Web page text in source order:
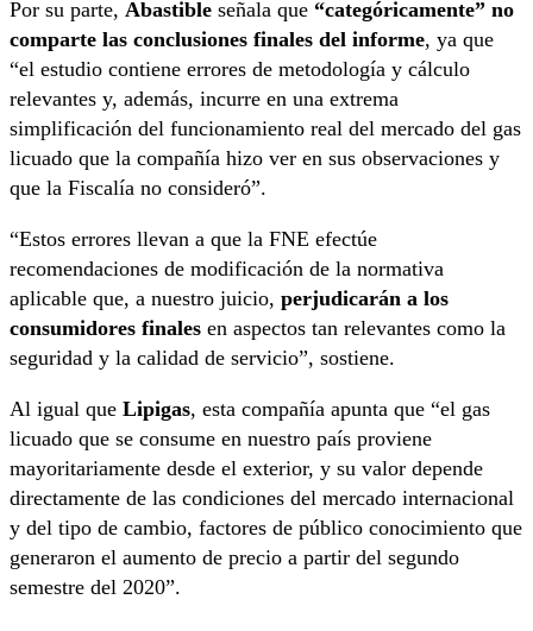
Por su parte, Abastible señala que “categóricamente” no
comparte las conclusiones finales del informe, ya que
“el estudio contiene errores de metodología y cálculo
relevantes y, además, incurre en una extrema
simplificación del funcionamiento real del mercado del gas
licuado que la compañía hizo ver en sus observaciones y
que la Fiscalía no consideró”.
“Estos errores llevan a que la FNE efectúe
recomendaciones de modificación de la normativa
aplicable que, a nuestro juicio, perjudicarán a los
consumidores finales en aspectos tan relevantes como la
seguridad y la calidad de servicio”, sostiene.
Al igual que Lipigas, esta compañía apunta que “el gas
licuado que se consume en nuestro país proviene
mayoritariamente desde el exterior, y su valor depende
directamente de las condiciones del mercado internacional
y del tipo de cambio, factores de público conocimiento que
generaron el aumento de precio a partir del segundo
semestre del 2020”.